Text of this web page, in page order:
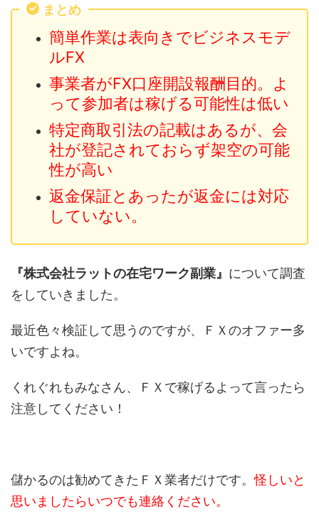
まとめ
簡単作業は表向きでビジネスモデ
ルFX
事業者がFX口座開設報酬目的。よ
って参加者は稼げる可能性は低い
特定商取引法の記載はあるが、会
社が登記されておらず架空の可能
性が高い
返金保証とあったが返金には対応
していない。
『株式会社ラットの在宅ワーク副業』 について調査
をしていきました。
最近色々検証して思うのですが、ＦＸのオファー多
いですよね。
くれぐれもみなさん、ＦＸで稼げるよって言ったら
注意してください！
儲かるのは勧めてきたＦＸ業者だけです。怪しいと
思いましたらいつでも連絡ください。